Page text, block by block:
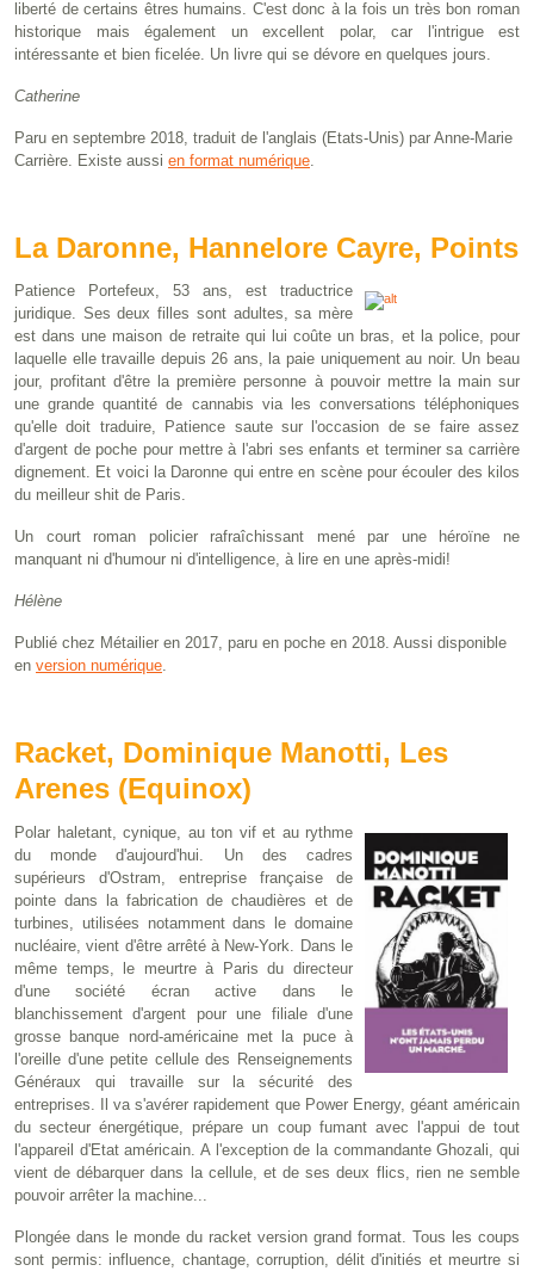
liberté de certains êtres humains. C'est donc à la fois un très bon roman
historique mais également un excellent polar, car l'intrigue est
intéressante et bien ficelée. Un livre qui se dévore en quelques jours.
Catherine
Paru en septembre 2018, traduit de l'anglais (Etats-Unis) par Anne-Marie
Carrière. Existe aussi en format numérique
La Daronne, Hannelore Cayre, Points
Patience Portefeux, 53 ans, est traductrice
juridique. Ses deux filles sont adultes, sa mère
est dans une maison de retraite qui lui coûte un bras, et la police, pour
laquelle elle travaille depuis 26 ans, la paie uniquement au noir. Un beau
jour, profitant d'être la première personne à pouvoir mettre la main sur
une grande quantité de cannabis via les conversations téléphoniques
qu'elle doit traduire, Patience saute sur l'occasion de se faire assez
d'argent de poche pour mettre à l'abri ses enfants et terminer sa carrière
dignement. Et voici la Daronne qui entre en scène pour écouler des kilos
du meilleur shit de Paris.
Un court roman policier rafraîchissant mené par une héroïne ne
manquant ni d'humour ni d'intelligence, à lire en une après-midi!
Hélène
Publié chez Métailier en 2017, paru en poche en 2018. Aussi disponible
en version numérique.
Racket, Dominique Manotti, Les
Arenes (Equinox)
Polar haletant, cynique, au ton vif et au rythme
du monde d'aujourd'hui. Un des cadres
supérieurs d'Ostram, entreprise française de
pointe dans la fabrication de chaudières et de
turbines, utilisées notamment dans le domaine
nucléaire, vient d'être arrêté à New-York. Dans le
même temps, le meurtre à Paris du directeur
d'une société écran active dans le
blanchissement d'argent pour une filiale d'une
grosse banque nord-américaine met la puce à
l'oreille d'une petite cellule des Renseignements
Généraux qui travaille sur la sécurité des
entreprises. Il va s'avérer rapidement que Power Energy, géant américain
du secteur énergétique, prépare un coup fumant avec l'appui de tout
l'appareil d'Etat américain. A l'exception de la commandante Ghozali, qui
vient de débarquer dans la cellule, et de ses deux flics, rien ne semble
pouvoir arrêter la machine...
Plongée dans le monde du racket version grand format. Tous les coups
sont permis: influence, chantage, corruption, délit d'initiés et meurtre si